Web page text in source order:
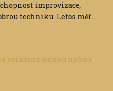
improvizace,
techniku. Letos měř...